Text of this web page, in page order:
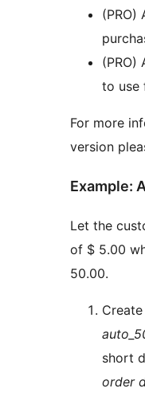
(PRO)
(PRO)
to use
For more
version
Example:
Let the
of $ 5.00
50.00.
short
order